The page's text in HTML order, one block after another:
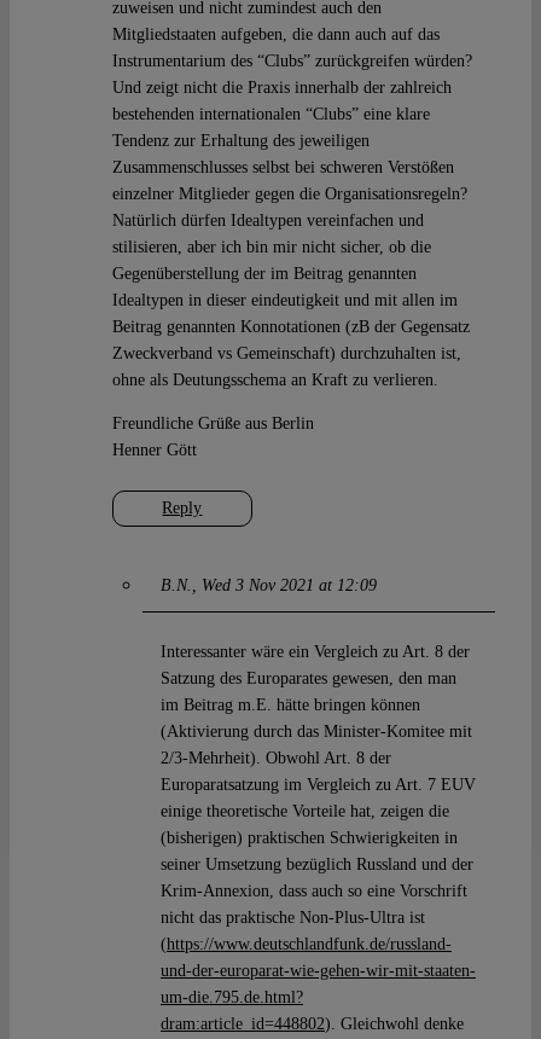
Reply
zuweisen und nicht zumindest auch den
Mitgliedstaaten aufgeben, die dann auch auf das
Instrumentarium des “Clubs” zurückgreifen würden?
Und zeigt nicht die Praxis innerhalb der zahlreich
bestehenden internationalen “Clubs” eine klare
Tendenz zur Erhaltung des jeweiligen
Zusammenschlusses selbst bei schweren Verstößen
einzelner Mitglieder gegen die Organisationsregeln?
Natürlich dürfen Idealtypen vereinfachen und
stilisieren, aber ich bin mir nicht sicher, ob die
Gegenüberstellung der im Beitrag genannten
Idealtypen in dieser eindeutigkeit und mit allen im
Beitrag genannten Konnotationen (zB der Gegensatz
Zweckverband vs Gemeinschaft) durchzuhalten ist,
ohne als Deutungsschema an Kraft zu verlieren.
Freundliche Grüße aus Berlin
Henner Gött
B.N. Wed 3 Nov 2021 at 12:09
Interessanter wäre ein Vergleich zu Art. 8 der
Satzung des Europarates gewesen, den man
im Beitrag m.E. hätte bringen können
(Aktivierung durch das Minister-Komitee mit
2/3-Mehrheit). Obwohl Art. 8 der
Europaratsatzung im Vergleich zu Art. 7 EUV
einige theoretische Vorteile hat, zeigen die
(bisherigen) praktischen Schwierigkeiten in
seiner Umsetzung bezüglich Russland und der
Krim-Annexion, dass auch so eine Vorschrift
nicht das praktische Non-Plus-Ultra ist
(https://www.deutschlandfunk.de/russland-
und-der-europarat-wie-gehen-wir-mit-staaten-
um-die.795.de.html?
dram:article_id=448802). Gleichwohl denke